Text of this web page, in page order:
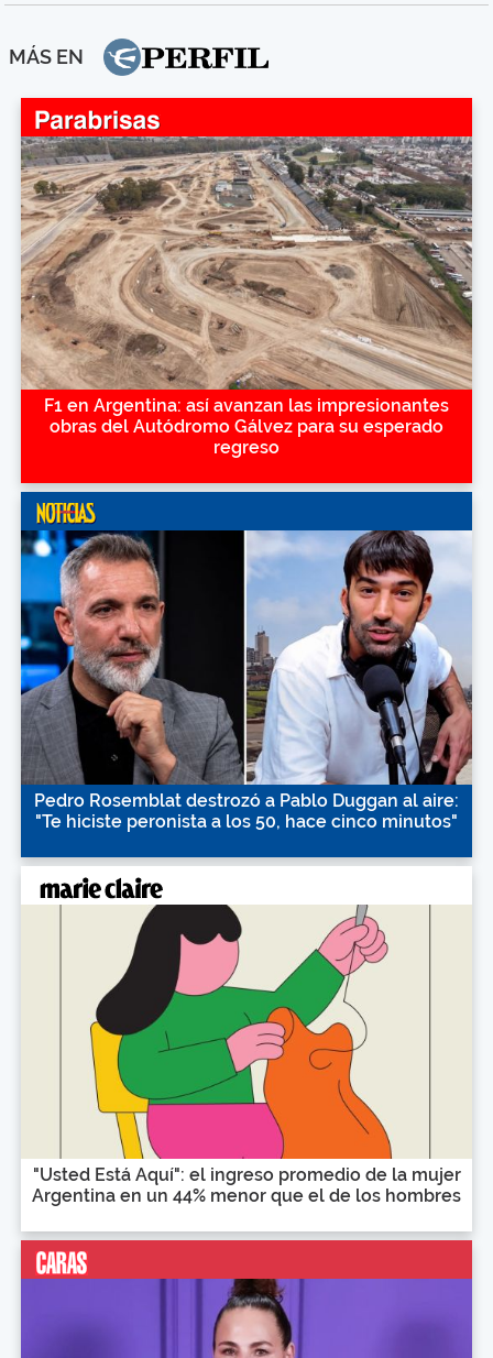
MÁS EN
F1 en Argentina: así avanzan las impresionantes
obras del Autódromo Gálvez para su esperado
regreso
Pedro Rosemblat destrozó a Pablo Duggan al aire:
"Te hiciste peronista a los 50, hace cinco minutos"
"Usted Está Aquí": el ingreso promedio de la mujer
Argentina en un 44% menor que el de los hombres